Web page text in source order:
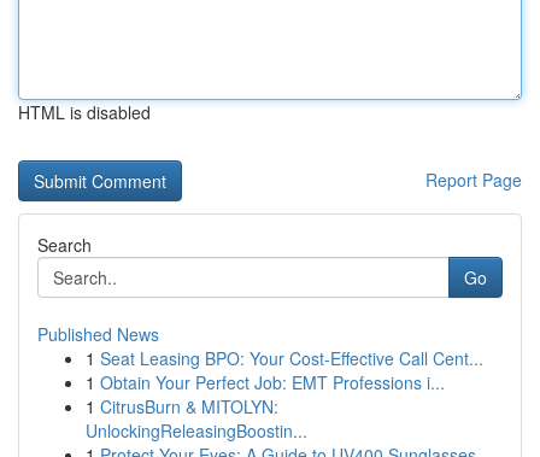
HTML is disabled
Report Page
Search
Go
Published News
1 Seat Leasing BPO: Your Cost-Effective Call Cent...
1 Obtain Your Perfect Job: EMT Professions i...
1 CitrusBurn & MITOLYN:
UnlockingReleasingBoostin...